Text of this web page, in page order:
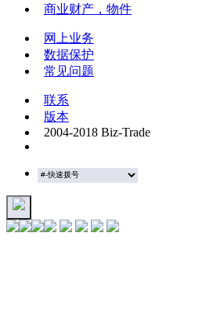
商业财产，物件
网上业务
数据保护
常见问题
联系
版本
2004-2018 Biz-Trade